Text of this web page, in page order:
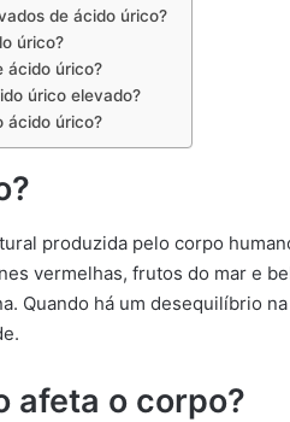
de ácido úrico?
úrico?
ácido úrico?
úrico elevado?
ácido úrico?
produzida pelo corpo
vermelhas, frutos do mar e
Quando há um desequilíbrio
afeta o corpo?